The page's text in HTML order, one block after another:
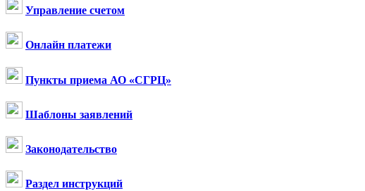
Управление счетом
Онлайн платежи
Пункты приема АО «СГРЦ»
Шаблоны заявлений
Законодательство
Раздел инструкций